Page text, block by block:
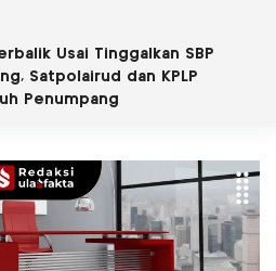
Usai Tinggalkan SBP
Satpolairud dan KPLP
Penumpang